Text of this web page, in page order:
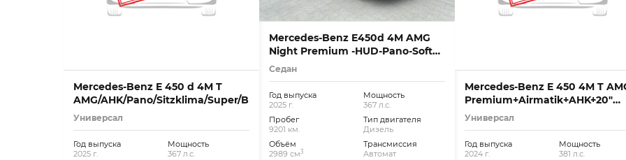
Mercedes-Benz E 450 d 4M T
AMG/AHK/Pano/Sitzklima/Super/Burm
Универсал
Год выпуска
2025 г.
Мощность
367 л.с.
Mercedes-Benz E450d 4M AMG
Night Premium -HUD-Pano-Softcl-
21Zo
Седан
Год выпуска
2025 г.
Пробег
9201 км.
Объём
2989 см3
Мощность
367 л.с.
Тип двигателя
Дизель
Трансмиссия
Автомат
Mercedes-Benz E 450 4M T
Premium+Airmatik+AHK+20″
+Burmest.
Универсал
Год выпуска
2024 г.
Мощность
381 л.с.